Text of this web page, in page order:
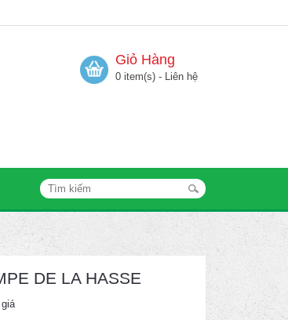
Giỏ Hàng
0 item(s) - Liên hệ
DE LA HASSE